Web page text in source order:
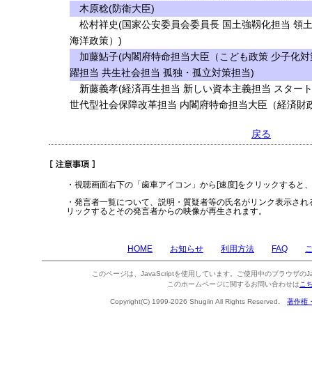
木原稔(防衛大臣)
松村祥史(国家公安委員会委員長 国土強靱化担当 領
海洋政策）)
加藤鮎子(内閣府特命担当大臣（こども政策 少子化
躍担当 共生社会担当 孤独・孤立対策担当)
新藤義孝(経済再生担当 新しい資本主義担当 スター
世代型社会保障改革担当 内閣府特命担当大臣（経済財
戻る
・視聴画面右下の「歯車アイコン」から[速度]をクリックすると
・発言者一覧について、説明・質疑者等の氏名がリンク表示さ
リックするとその発言者からの映像が再生されます。
HOME お知らせ 利用方法 FAQ
このページは、JavaScriptを使用しています。ご使用中のブラウザの
このホームページに関するお問い合わせは こ
Copyright(C) 1999-2026 Shugiin All Rights Reserved. 著作権